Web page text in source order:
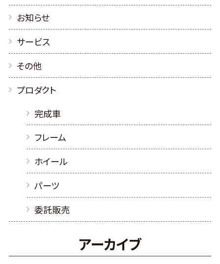
お知らせ
サービス
その他
プロダクト
完成車
フレーム
ホイール
パーツ
委託販売
アーカイブ